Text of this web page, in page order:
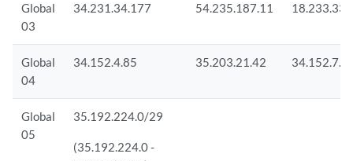
Global
03
34.231.34.177 54.235.187.11
Global
04
34.152.4.85 35.203.21.42
Global
05
35.192.224.0/29
(35.192.224.0 -